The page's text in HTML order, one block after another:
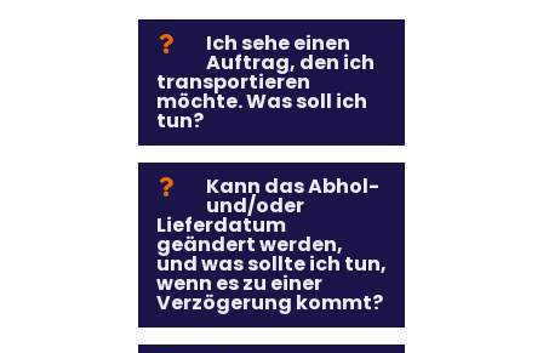
Ich sehe einen
Auftrag, den ich
transportieren
möchte. Was soll ich
tun?
Kann das Abhol-
und/oder
Lieferdatum
geändert werden,
und was sollte ich tun,
wenn es zu einer
Verzögerung kommt?